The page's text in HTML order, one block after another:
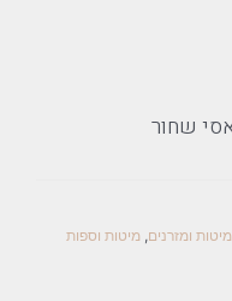
מיטות ומזרנים, מיטות וספות